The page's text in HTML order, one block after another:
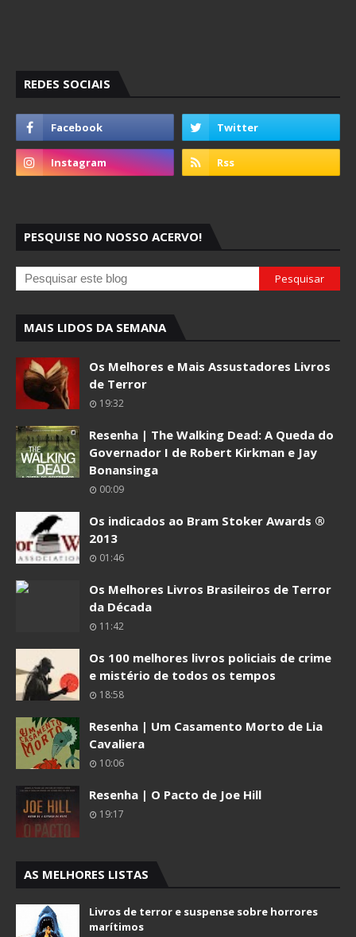
REDES SOCIAIS
PESQUISE NO NOSSO ACERVO!
MAIS LIDOS DA SEMANA
Os Melhores e Mais Assustadores Livros
de Terror
19:32
Resenha | The Walking Dead: A Queda do
Governador I de Robert Kirkman e Jay
Bonansinga
00:09
Os indicados ao Bram Stoker Awards ®
2013
01:46
Os Melhores Livros Brasileiros de Terror
da Década
11:42
Os 100 melhores livros policiais de crime
e mistério de todos os tempos
18:58
Resenha | Um Casamento Morto de Lia
Cavaliera
10:06
Resenha | O Pacto de Joe Hill
19:17
AS MELHORES LISTAS
Livros de terror e suspense sobre horrores
marítimos